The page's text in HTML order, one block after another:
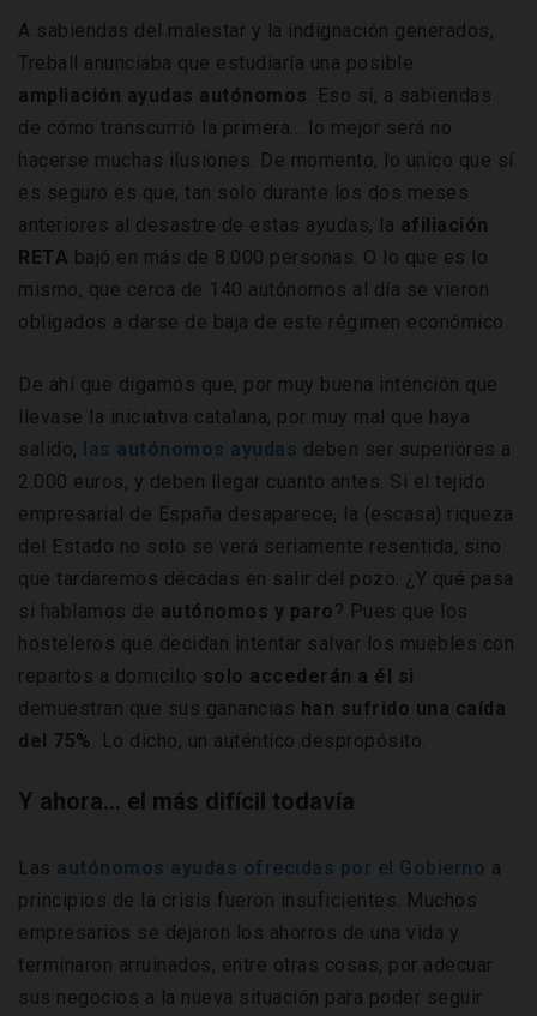
A sabiendas del malestar y la indignación generados,
Treball anunciaba que estudiaría una posible
ampliación ayudas autónomos. Eso sí, a sabiendas
de cómo transcurrió la primera… lo mejor será no
hacerse muchas ilusiones. De momento, lo único que sí
es seguro es que, tan solo durante los dos meses
anteriores al desastre de estas ayudas, la afiliación
RETA bajó en más de 8.000 personas. O lo que es lo
mismo, que cerca de 140 autónomos al día se vieron
obligados a darse de baja de este régimen económico.
De ahí que digamos que, por muy buena intención que
llevase la iniciativa catalana, por muy mal que haya
salido,
las autónomos ayudas deben ser superiores a
2.000 euros, y deben llegar cuanto antes. Si el tejido
empresarial de España desaparece, la (escasa) riqueza
del Estado no solo se verá seriamente resentida, sino
que tardaremos décadas en salir del pozo. ¿Y qué pasa
si hablamos de autónomos y paro? Pues que los
hosteleros que decidan intentar salvar los muebles con
repartos a domicilio solo accederán a él si
demuestran que sus ganancias han sufrido una caída
del 75%. Lo dicho, un auténtico despropósito.
Y ahora… el más difícil todavía
Las autónomos ayudas ofrecidas por el Gobierno a
principios de la crisis fueron insuficientes. Muchos
empresarios se dejaron los ahorros de una vida y
terminaron arruinados, entre otras cosas, por adecuar
sus negocios a la nueva situación para poder seguir